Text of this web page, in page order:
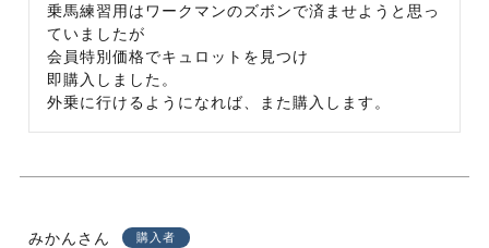
乗馬練習用はワークマンのズボンで済ませようと思っ
ていましたが
会員特別価格でキュロットを見つけ
即購入しました。
外乗に行けるようになれば、また購入します。
みかん 購入者